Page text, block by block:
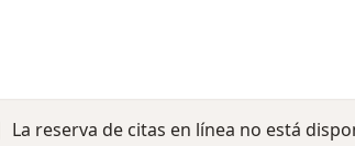
La reserva de citas en línea no está